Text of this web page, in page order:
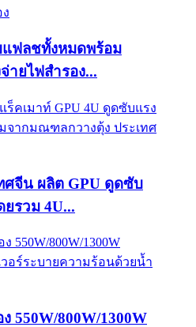
ฟลชทั้งหมดพร้อม
ายไฟสำรอง...
ศจีน ผลิต GPU ดูดซับ
ยรวม 4U...
550W/800W/1300W